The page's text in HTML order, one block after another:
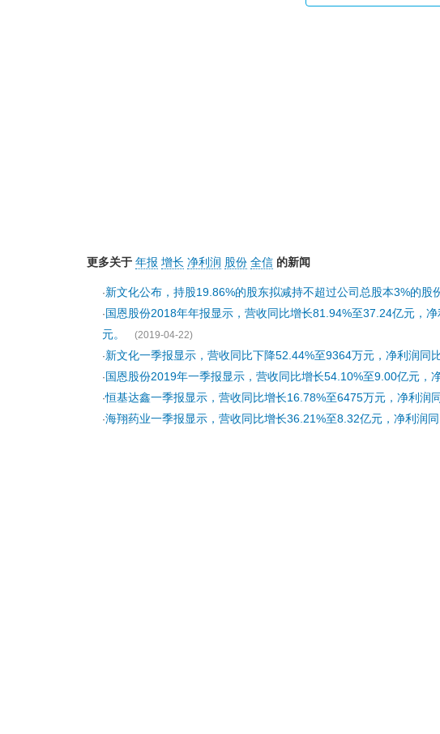
更多关于 年报 增长 净利润 股份 全信 的新闻
·新文化公布，持股19.86%的股东拟减持不超过公司总股本3%的股份
·国恩股份2018年年报显示，营收同比增长81.94%至37.24亿元，
元。
(2019-04-22)
·新文化一季报显示，营收同比下降52.44%至9364万元，净利润同
·国恩股份2019年一季报显示，营收同比增长54.10%至9.00亿元，
·恒基达鑫一季报显示，营收同比增长16.78%至6475万元，净利润
·海翔药业一季报显示，营收同比增长36.21%至8.32亿元，净利润